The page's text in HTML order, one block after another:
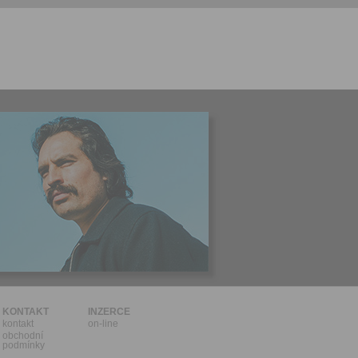
KONTAKT
kontakt
obchodní
podmínky
INZERCE
on-line
v Praze.
let, nebo
pro tento
starší 16
s